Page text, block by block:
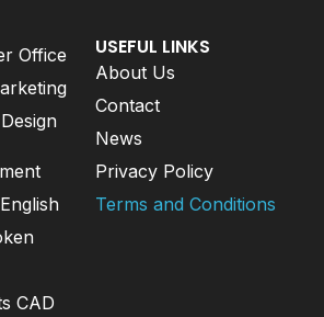
Office
CAD
USEFUL LINKS
About Us
Contact
News
Privacy Policy
Terms and Conditions